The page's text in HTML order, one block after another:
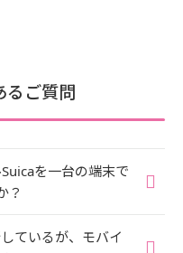
るご質問
を一台の端末で
？
ているが、モバイ